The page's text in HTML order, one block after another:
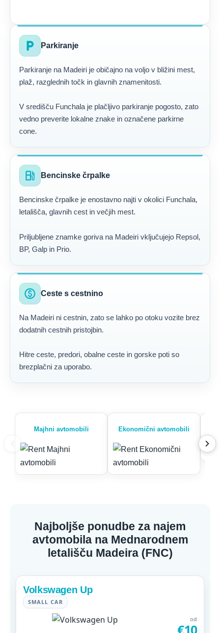
local_parking Parkiranje
Parkiranje na Madeiri je običajno na voljo v bližini mest,
plaž, razglednih točk in glavnih znamenitosti.
V središču Funchala je plačljivo parkiranje pogosto, zato
vedno preverite lokalne znake in označene parkirne
cone.
local_gas_station Bencinske črpalke
Bencinske črpalke je enostavno najti v okolici Funchala,
letališča, glavnih cest in večjih mest.
Priljubljene znamke goriva na Madeiri vključujejo Repsol,
BP, Galp in Prio.
paid Ceste s cestnino
Na Madeiri ni cestnin, zato se lahko po otoku vozite brez
dodatnih cestnih pristojbin.
Hitre ceste, predori, obalne ceste in gorske poti so
brezplačni za uporabo.
Majhni avtomobili Ekonomični avtomobili
Najboljše ponudbe za najem
avtomobila na Mednarodnem
letališču Madeira (FNC)
Volkswagen Up
SMALL CAR
od
€10